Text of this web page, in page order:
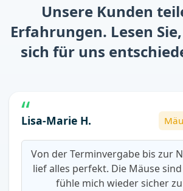
Unsere Kunden
Erfahrungen. Lesen
sich für uns
Lisa-Marie H.
Von der Terminvergabe bis zur
lief alles perfekt. Die Mäuse
fühle mich wieder sicher